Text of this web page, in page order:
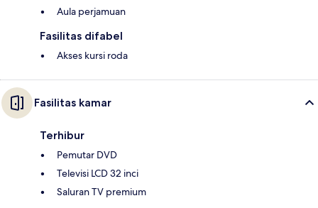
Aula perjamuan
Fasilitas difabel
Akses kursi roda
Fasilitas kamar
Terhibur
Pemutar DVD
Televisi LCD 32 inci
Saluran TV premium